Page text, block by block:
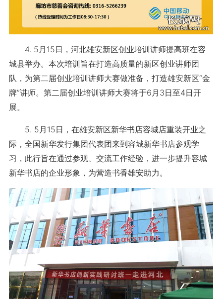
4. 5月15日，河北雄安新区创业培训讲师提高班在容
城县举办。本次培训旨在打造高质量的新区创业讲师团
队，为第二届创业培训讲师大赛做准备，打造雄安新区“金
牌”讲师。第二届创业培训讲师大赛将于6月3日至4日开
展。
5. 5月15日，在雄安新区新华书店容城店重装开业之
际，全国新华发行集团代表团来到容城新华书店参观学
习，此行旨在通过参观、交流工作经验，进一步提升容城
新华书店的企业形象，为营造书香雄安助力。